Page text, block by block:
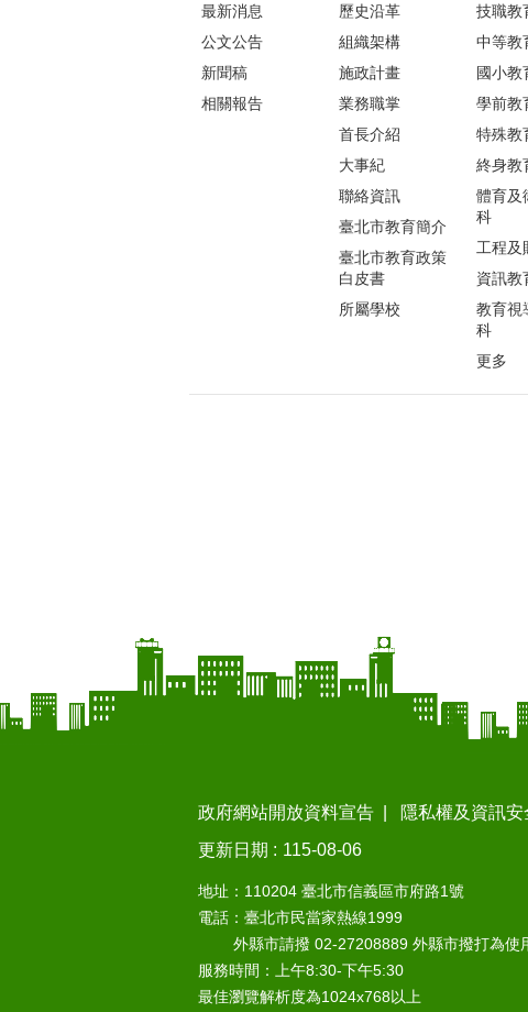
最新消息
公文公告
新聞稿
相關報告
歷史沿革
組織架構
施政計畫
業務職掌
首長介紹
大事紀
聯絡資訊
臺北市教育簡介
臺北市教育政策
白皮書
所屬學校
技職教
中等教
國小教
學前教
特殊教
終身教
體育及
科
工程及
資訊教
教育視
科
更多
政府網站開放資料宣告
隱私權及資訊
更新日期
115-08-06
地址：110204 臺北市信義區市府路1號
電話：臺北市民當家熱線1999
外縣市請撥 02-27208889 外縣市撥打為使
服務時間：上午8:30-下午5:30
最佳瀏覽解析度為1024x768以上